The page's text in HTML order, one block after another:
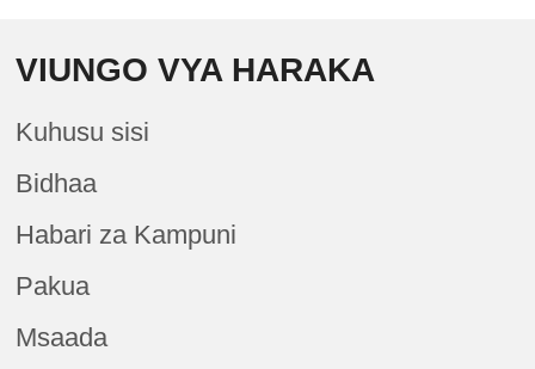
VIUNGO VYA HARAKA
Kuhusu sisi
Bidhaa
Habari za Kampuni
Pakua
Msaada